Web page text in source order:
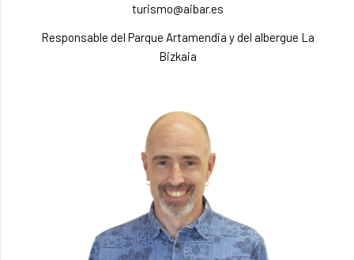
turismo@aibar.es
Responsable del Parque Artamendia y del albergue La
Bizkaia